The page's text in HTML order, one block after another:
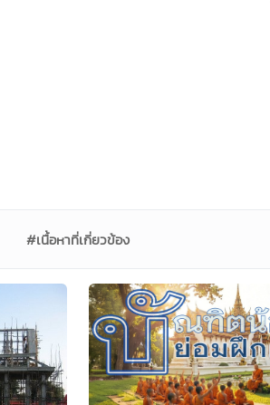
#เนื้อหาที่เกี่ยวข้อง